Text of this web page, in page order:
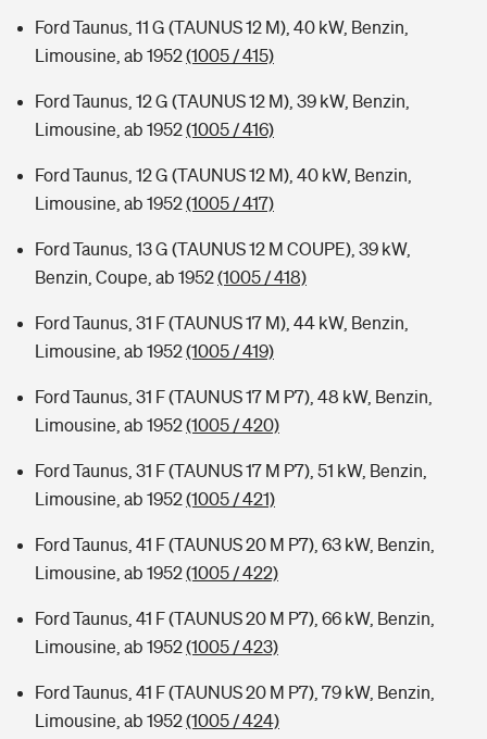
Ford Taunus, 11 G (TAUNUS 12 M), 40 kW, Benzin,
Limousine, ab 1952(1005 / 415)
Ford Taunus, 12 G (TAUNUS 12 M), 39 kW, Benzin,
Limousine, ab 1952(1005 / 416)
Ford Taunus, 12 G (TAUNUS 12 M), 40 kW, Benzin,
Limousine, ab 1952(1005 / 417)
Ford Taunus, 13 G (TAUNUS 12 M COUPE), 39 kW,
Benzin, Coupe, ab 1952(1005 / 418)
Ford Taunus, 31 F (TAUNUS 17 M), 44 kW, Benzin,
Limousine, ab 1952(1005 / 419)
Ford Taunus, 31 F (TAUNUS 17 M P7), 48 kW, Benzin,
Limousine, ab 1952(1005 / 420)
Ford Taunus, 31 F (TAUNUS 17 M P7), 51 kW, Benzin,
Limousine, ab 1952(1005 / 421)
Ford Taunus, 41 F (TAUNUS 20 M P7), 63 kW, Benzin,
Limousine, ab 1952(1005 / 422)
Ford Taunus, 41 F (TAUNUS 20 M P7), 66 kW, Benzin,
Limousine, ab 1952(1005 / 423)
Ford Taunus, 41 F (TAUNUS 20 M P7), 79 kW, Benzin,
Limousine, ab 1952(1005 / 424)